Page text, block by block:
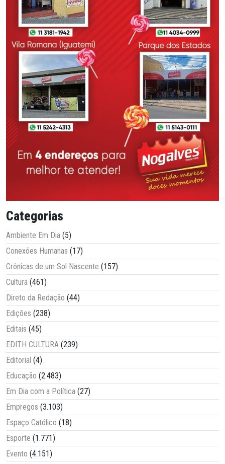
Categorias
Ambiente Em Dia (5)
Conexões Humanas (17)
Crônicas de um Sol Nascente (157)
Cultura (461)
Direto da Redação (44)
Edições (238)
Editais (45)
EDITH CULTURA (239)
Editorial (4)
Educação (2.483)
Em Dia com a Política (27)
Empregos (3.103)
Espaço Católico (18)
Esporte (1.771)
Evento (4.151)